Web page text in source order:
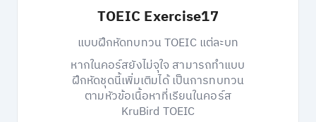
TOEIC Exercise17
แบบฝึกหัดทบทวน TOEIC แต่ละบท
หากในคอร์สยังไม่จุใจ สามารถทำแบบ
ฝึกหัดชุดนี้เพิ่มเติมได้ เป็นการทบทวน
ตามหัวข้อเนื้อหาที่เรียนในคอร์ส
KruBird TOEIC